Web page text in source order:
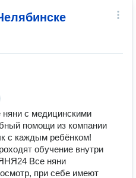
с медицинскими
помощи из компании
с каждым ребёнком!
обучение внутри
Все няни
при себе имеют